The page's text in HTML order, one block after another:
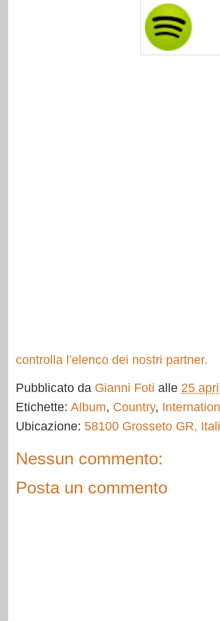
controlla l'elenco dei nostri partner.
Pubblicato da Gianni Foti alle 25
Etichette: Album, Country,
Ubicazione: 58100 Grosseto GR,
Nessun commento:
Posta un commento